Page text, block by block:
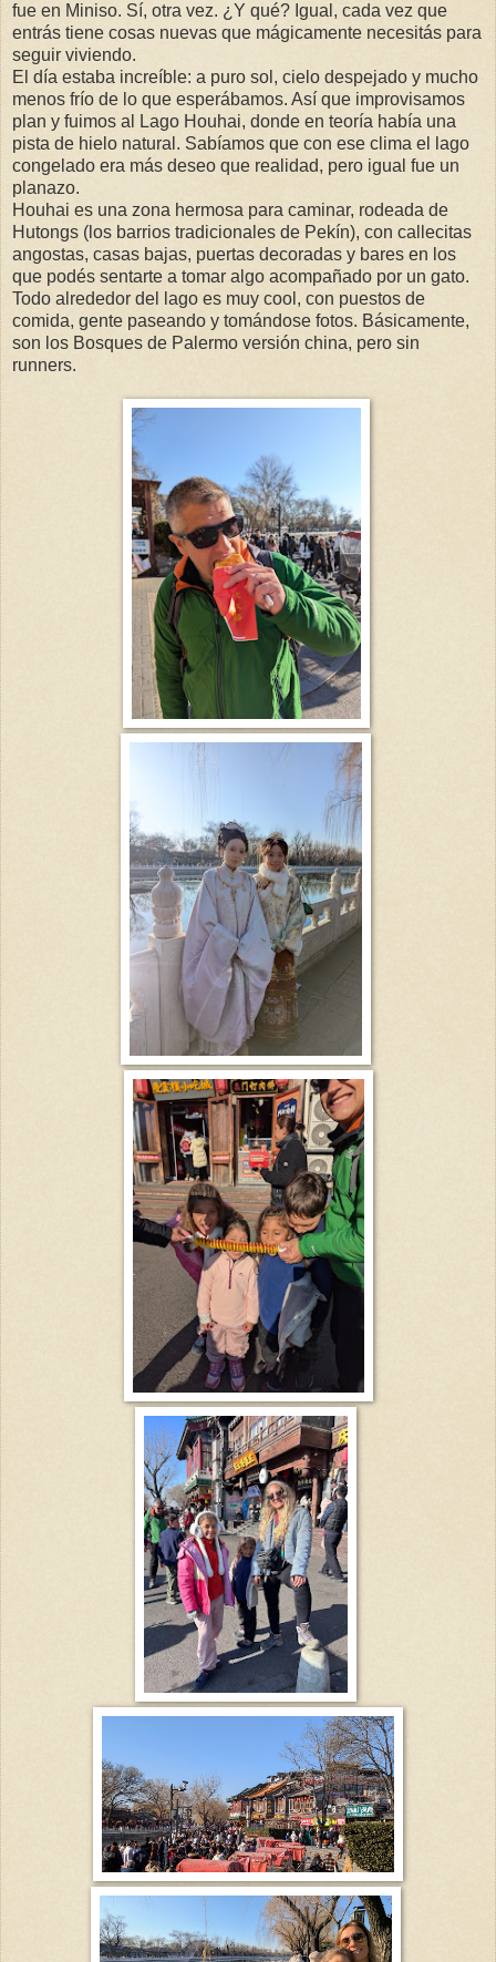
fue en Miniso. Sí, otra vez. ¿Y qué? Igual, cada vez que
entrás tiene cosas nuevas que mágicamente necesitás para
seguir viviendo.
El día estaba increíble: a puro sol, cielo despejado y mucho
menos frío de lo que esperábamos. Así que improvisamos
plan y fuimos al Lago Houhai, donde en teoría había una
pista de hielo natural. Sabíamos que con ese clima el lago
congelado era más deseo que realidad, pero igual fue un
planazo.
Houhai es una zona hermosa para caminar, rodeada de
Hutongs (los barrios tradicionales de Pekín), con callecitas
angostas, casas bajas, puertas decoradas y bares en los
que podés sentarte a tomar algo acompañado por un gato.
Todo alrededor del lago es muy cool, con puestos de
comida, gente paseando y tomándose fotos. Básicamente,
son los Bosques de Palermo versión china, pero sin
runners.